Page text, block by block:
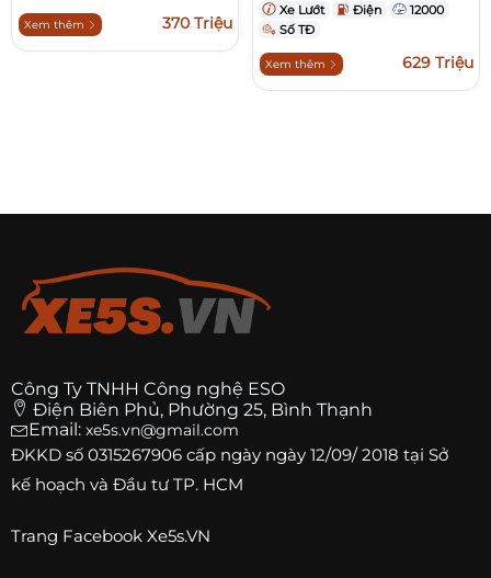
Xem thêm 370 Triệu
Xe Lướt Điện
12000
Số TĐ
Xem thêm 629 Triệu
Công Ty TNHH Công nghệ ESO
Điện Biên Phủ, Phường 25, Bình Thạnh
Email: xe5s.vn@gmail.com
ĐKKD số 0315267906 cấp ngày ngày 12/09/ 2018 tại Sở
kế hoạch và Đầu tư TP. HCM
Trang Facebook Xe5s.VN